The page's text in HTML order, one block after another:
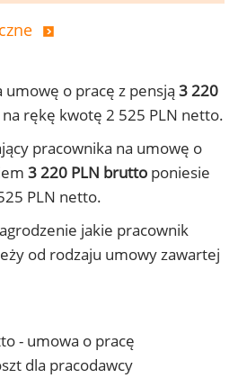
o pracę z pensją 3 220
rękę kwotę 2 525 PLN netto.
pracownika na umowę o
3 220 PLN brutto poniesie
PLN netto.
jakie pracownik
od rodzaju umowy zawartej
- umowa o pracę
dla pracodawcy